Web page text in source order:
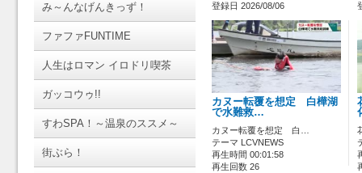
み～んなげんきっず！
ファファFUNTIME
人生はロマン イロドリ喫茶
ガッコウゥ!!
すわSPA！～温泉のススメ～
街ぶら！
登録日 2026/08/06
カヌー転覆を想定 白樺湖
で水難救…
カヌー転覆を想定 白…
テーマ LCVNEWS
再生時間 00:01:58
再生回数 26